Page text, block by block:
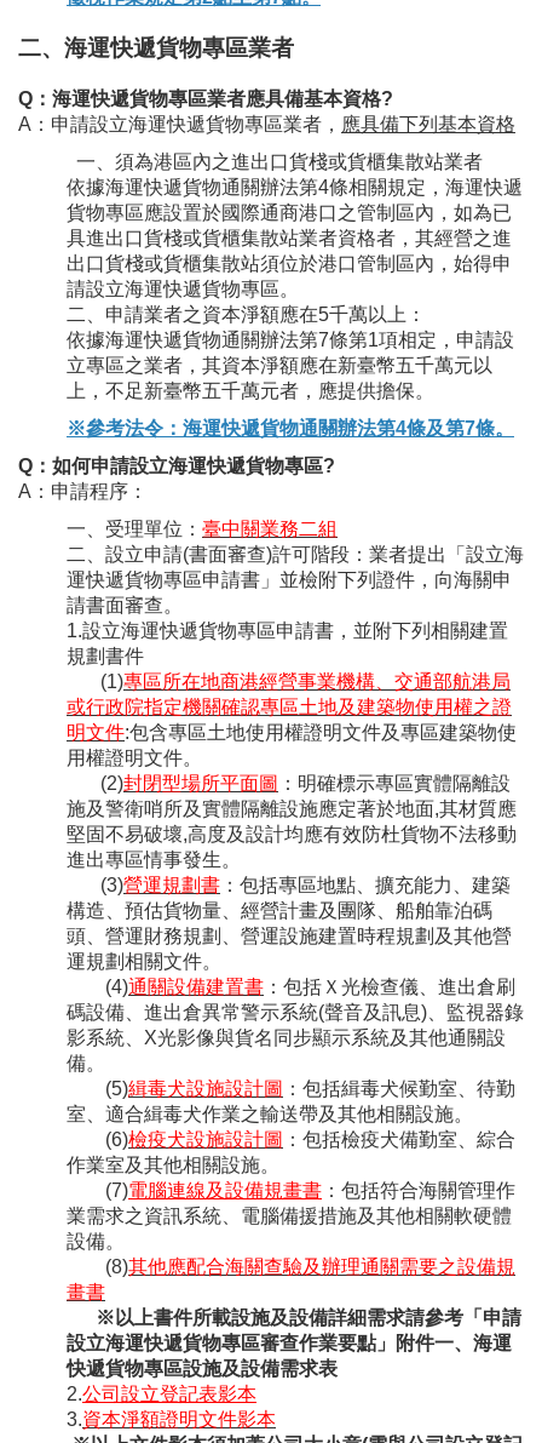
二、海運快遞貨物專區業者
Q：海運快遞貨物專區業者應具備基本資格?
A：申請設立海運快遞貨物專區業者， 應具備下列基本資格
一、須為港區內之進出口貨棧或貨櫃集散站業者
依據海運快遞貨物通關辦法第4條相關規定，海運快遞
貨物專區應設置於國際通商港口之管制區內，如為已
具進出口貨棧或貨櫃集散站業者資格者，其經營之進
出口貨棧或貨櫃集散站須位於港口管制區內，始得申
請設立海運快遞貨物專區。
二、申請業者之資本淨額應在5千萬以上：
依據海運快遞貨物通關辦法第7條第1項相定，申請設
立專區之業者，其資本淨額應在新臺幣五千萬元以
上，不足新臺幣五千萬元者，應提供擔保。
※參考法令：海運快遞貨物通關辦法第4條及第7條。
Q：如何申請設立海運快遞貨物專區?
A：申請程序：
一、受理單位： 臺中關業務二組
二、設立申請(書面審查)許可階段：業者提出「設立海
運快遞貨物專區申請書」並檢附下列證件，向海關申
請書面審查。
1.設立海運快遞貨物專區申請書，並附下列相關建置
規劃書件
(1)專區所在地商港經營事業機構、交通部航港局
或行政院指定機關確認專區土地及建築物使用權之證
明文件:包含專區土地使用權證明文件及專區建築物使
用權證明文件。
(2)封閉型場所平面圖 ：明確標示專區實體隔離設
施及警衛哨所及實體隔離設施應定著於地面,其材質應
堅固不易破壞,高度及設計均應有效防杜貨物不法移動
進出專區情事發生。
(3)營運規劃書 ：包括專區地點、擴充能力、建築
構造、預估貨物量、經營計畫及團隊、船舶靠泊碼
頭、營運財務規劃、營運設施建置時程規劃及其他營
運規劃相關文件。
(4)通關設備建置書 ：包括Ｘ光檢查儀、進出倉刷
碼設備、進出倉異常警示系統(聲音及訊息)、監視器錄
影系統、X光影像與貨名同步顯示系統及其他通關設
備。
(5)緝毒犬設施設計圖 ：包括緝毒犬候勤室、待勤
室、適合緝毒犬作業之輸送帶及其他相關設施。
(6)檢疫犬設施設計圖 ：包括檢疫犬備勤室、綜合
作業室及其他相關設施。
(7)電腦連線及設備規畫書 ：包括符合海關管理作
業需求之資訊系統、電腦備援措施及其他相關軟硬體
設備。
(8)其他應配合海關查驗及辦理通關需要之設備規
畫書
※以上書件所載設施及設備詳細需求請參考「申請
設立海運快遞貨物專區審查作業要點」附件一、 海運
快遞貨物專區設施及設備需求表
2.公司設立登記表影本
3.資本淨額證明文件影本